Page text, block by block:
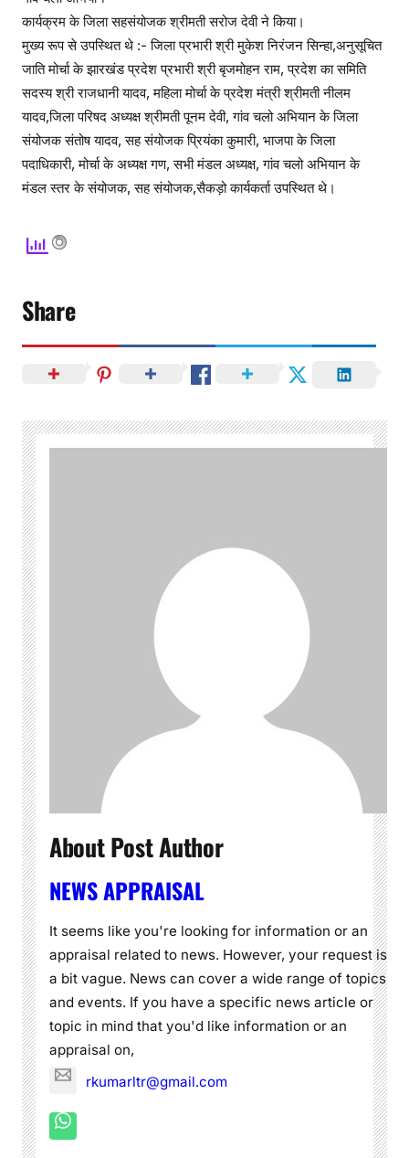
कार्यक्रम के जिला सहसंयोजक श्रीमती सरोज देवी ने किया।
मुख्य रूप से उपस्थित थे :- जिला प्रभारी श्री मुकेश निरंजन सिन्हा,अनुसूचित
जाति मोर्चा के झारखंड प्रदेश प्रभारी श्री बृजमोहन राम, प्रदेश का समिति
सदस्य श्री राजधानी यादव, महिला मोर्चा के प्रदेश मंत्री श्रीमती नीलम
यादव,जिला परिषद अध्यक्ष श्रीमती पूनम देवी, गांव चलो अभियान के जिला
संयोजक संतोष यादव, सह संयोजक प्रियंका कुमारी, भाजपा के जिला
पदाधिकारी, मोर्चा के अध्यक्ष गण, सभी मंडल अध्यक्ष, गांव चलो अभियान के
मंडल स्तर के संयोजक, सह संयोजक,सैकड़ो कार्यकर्ता उपस्थित थे।
Share
About Post Author
NEWS APPRAISAL
It seems like you're looking for information or an
appraisal related to news. However, your request is
a bit vague. News can cover a wide range of topics
and events. If you have a specific news article or
topic in mind that you'd like information or an
appraisal on,
rkumarltr@gmail.com